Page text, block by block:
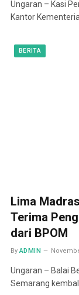
Ungaran – Kasi
Kantor
BERITA
Lima
Terima
dari BPOM
By ADMIN
Ungaran – Balai
Semarang